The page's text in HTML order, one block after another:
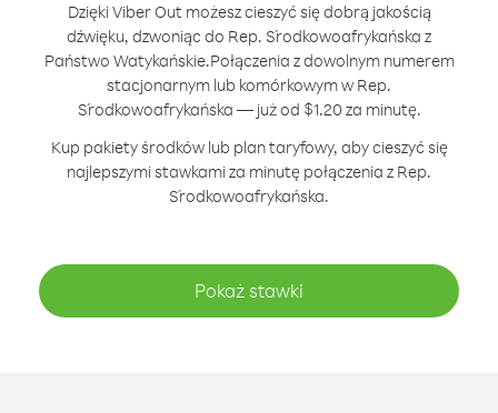
Dzięki Viber Out możesz cieszyć się dobrą jakością
dźwięku, dzwoniąc do Rep. Środkowoafrykańska z
Państwo Watykańskie.Połączenia z dowolnym numerem
stacjonarnym lub komórkowym w Rep.
Środkowoafrykańska — już od $1.20 za minutę.
Kup pakiety środków lub plan taryfowy, aby cieszyć się
najlepszymi stawkami za minutę połączenia z Rep.
Środkowoafrykańska.
Pokaż stawki